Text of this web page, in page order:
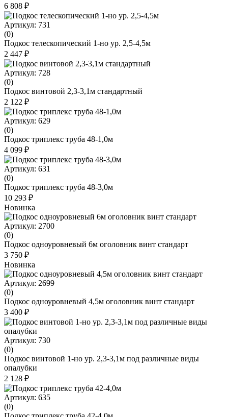
6 808 ₽
Артикул: 731
(0)
Подкос телескопический 1-но ур. 2,5-4,5м
2 447 ₽
Артикул: 728
(0)
Подкос винтовой 2,3-3,1м стандартный
2 122 ₽
Артикул: 629
(0)
Подкос триплекс труба 48-1,0м
4 099 ₽
Артикул: 631
(0)
Подкос триплекс труба 48-3,0м
10 293 ₽
Новинка
Артикул: 2700
(0)
Подкос одноуровневый 6м оголовник винт стандарт
3 750 ₽
Новинка
Артикул: 2699
(0)
Подкос одноуровневый 4,5м оголовник винт стандарт
3 400 ₽
Артикул: 730
(0)
Подкос винтовой 1-но ур. 2,3-3,1м под различные виды
опалубки
2 128 ₽
Артикул: 635
(0)